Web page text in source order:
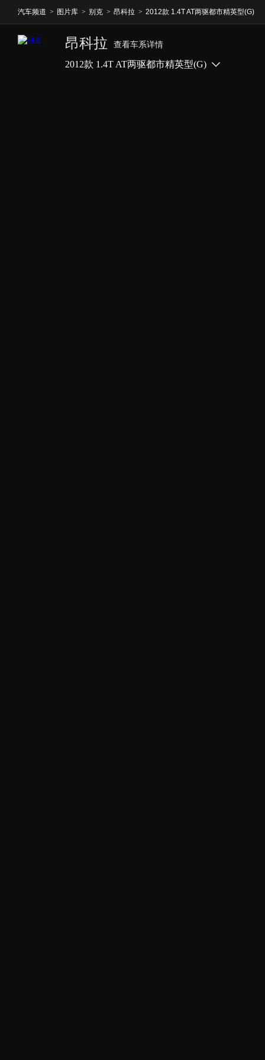
汽车频道 > 图片库 > 别克 > 昂科拉 > 2012款 1.4T AT两驱都市精英型(G)
昂科拉 查看车系详情
2012款 1.4T AT两驱都市精英型(G)